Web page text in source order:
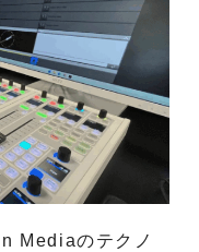
Mediaのテクノ